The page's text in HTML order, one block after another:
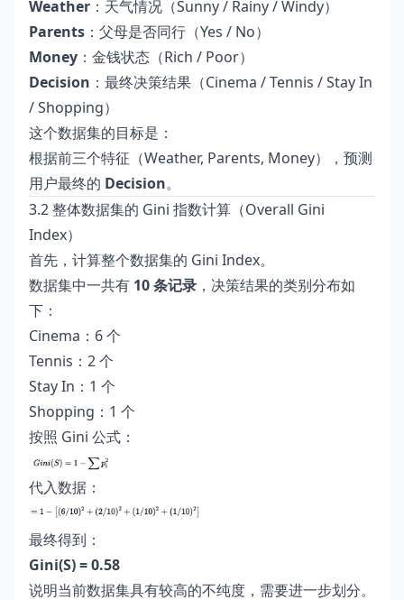
Weather ：天气情况（Sunny / Rainy / Windy）
Parents ：父母是否同行（Yes / No）
Money ：金钱状态（Rich / Poor）
Decision ：最终决策结果（Cinema / Tennis / Stay In
/ Shopping）
这个数据集的目标是：
根据前三个特征（Weather, Parents, Money），预测
用户最终的 Decision。
3.2 整体数据集的 Gini 指数计算（Overall Gini
Index）
首先，计算整个数据集的 Gini Index。
数据集中一共有 10 条记录 ，决策结果的类别分布如
下：
Cinema：6 个
Tennis：2 个
Stay In：1 个
Shopping：1 个
按照 Gini 公式：
代入数据：
最终得到：
Gini(S) = 0.58
说明当前数据集具有较高的不纯度，需要进一步划分。